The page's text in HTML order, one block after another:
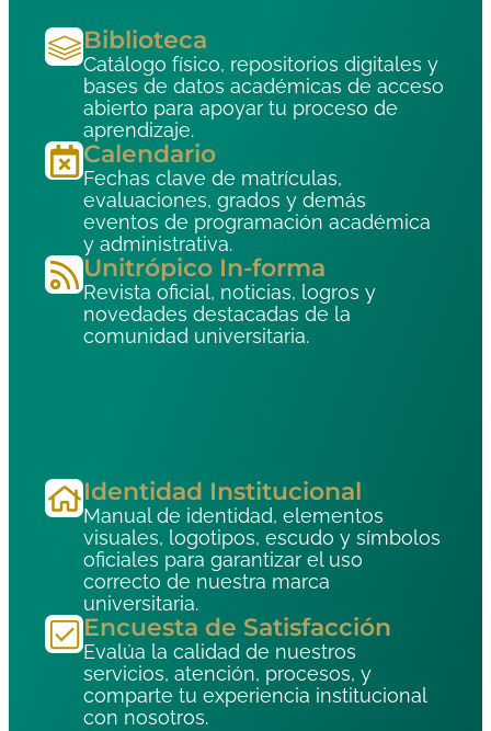
Biblioteca
Catálogo físico, repositorios digitales y
bases de datos académicas de acceso
abierto para apoyar tu proceso de
aprendizaje.
Calendario
Fechas clave de matrículas,
evaluaciones, grados y demás
eventos de programación académica
y administrativa.
Unitrópico In-forma
Revista oficial, noticias, logros y
novedades destacadas de la
comunidad universitaria.
Identidad Institucional
Manual de identidad, elementos
visuales, logotipos, escudo y símbolos
oficiales para garantizar el uso
correcto de nuestra marca
universitaria.
Encuesta de Satisfacción
Evalúa la calidad de nuestros
servicios, atención, procesos, y
comparte tu experiencia institucional
con nosotros.